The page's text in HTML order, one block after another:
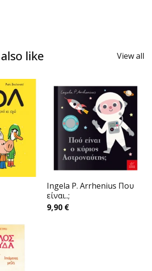
like View all
Ingela P. Arrhenius Που
είναι..;
9,90 €